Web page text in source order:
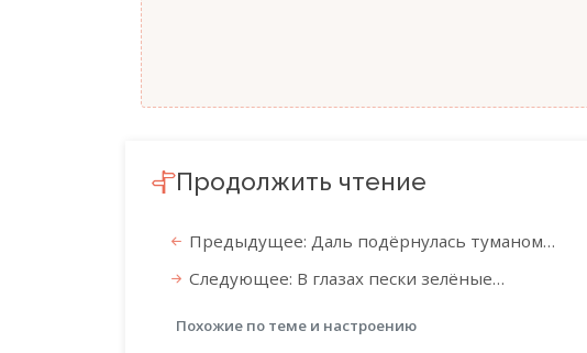
Продолжить чтение
Предыдущее: Даль подёрнулась туманом…
Следующее: В глазах пески зелёные…
Похожие по теме и настроению